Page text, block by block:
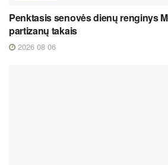
Penktasis senovės dienų renginys
partizanų takais
2026 08 06